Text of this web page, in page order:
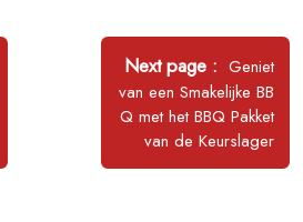
Next page
Newer
Posts
Geniet
van een Smakelijke BB
Q met het BBQ Pakket
van de Keurslager